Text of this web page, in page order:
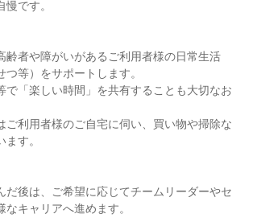
です。
齢者や障がいがあるご利用者様の日常生活
つ等）をサポートします。
で「楽しい時間」を共有することも大切なお
ご利用者様のご自宅に伺い、買い物や掃除な
す。
だ後は、ご希望に応じてチームリーダーやセ
なキャリアへ進めます。